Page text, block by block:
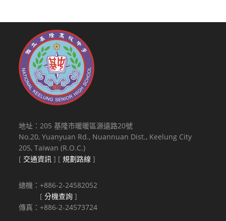
地址：205 基隆市暖暖區源遠路20號
No.20, Yuanyuan Rd., Nuannuan Dist., Keelung City
205, Taiwan (R.O.C.)
[ 交通資訊 ] [規劃路線 ]
總機：+886-2-24582052
[分機查詢 ]
傳真：+886-2-24573724